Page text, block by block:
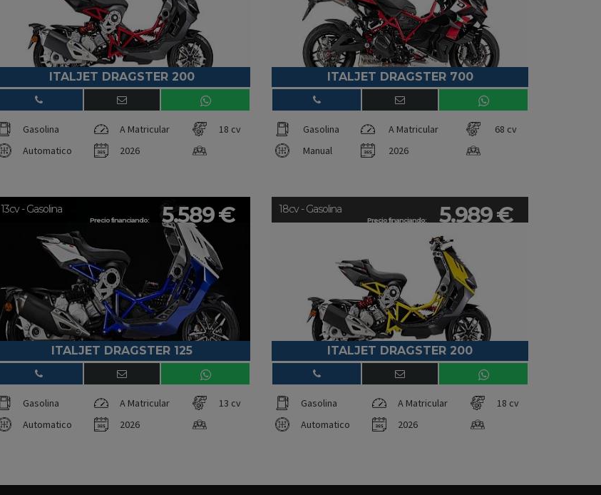
ITALJET DRAGSTER 200
Gasolina A Matricular
18 cv
Automatico
2026
ITALJET DRAGSTER 700
Gasolina A Matricular
68 cv
Manual
2026
Precio financiando: 5.589 €
13cv - Gasolina
ITALJET DRAGSTER 125
Gasolina A Matricular
13 cv
Automatico
2026
Precio financiando: 5.989 €
18cv - Gasolina
ITALJET DRAGSTER 200
Gasolina A Matricular
18 cv
Automatico
2026